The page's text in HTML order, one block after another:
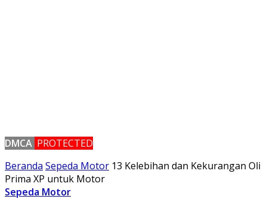
DMCA PROTECTED
Beranda Sepeda Motor 13 Kelebihan dan Kekurangan Oli
Prima XP untuk Motor
Sepeda Motor